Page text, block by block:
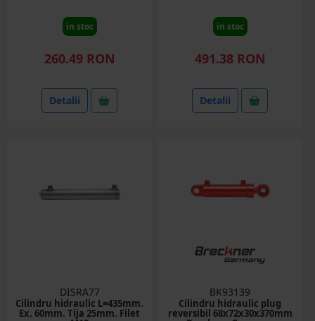
in stoc
260.49 RON
Detalii
in stoc
491.38 RON
Detalii
DISRA77
Cilindru hidraulic L=435mm.
Ex. 60mm. Tija 25mm. Filet
BK93139
Cilindru hidraulic plug
reversibil 68x72x30x370mm